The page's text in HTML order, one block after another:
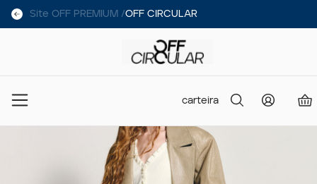
Site OFF PREMIUM /OFF CIRCULAR
carteira